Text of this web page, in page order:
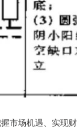
市场机遇、实现